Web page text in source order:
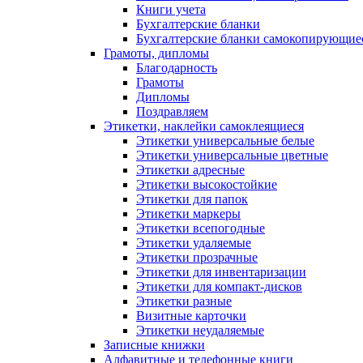
Книги учета
Бухгалтерские бланки
Бухгалтерские бланки
Грамоты, дипломы
Благодарность
Грамоты
Дипломы
Поздравляем
Этикетки, наклейки самоклеящиеся
Этикетки универсальные белые
Этикетки универсальные цветные
Этикетки адресные
Этикетки высокостойкие
Этикетки для папок
Этикетки маркеры
Этикетки всепогодные
Этикетки удаляемые
Этикетки прозрачные
Этикетки для инвентаризации
Этикетки для компакт-дисков
Этикетки разные
Визитные карточки
Этикетки неудаляемые
Записные книжки
Алфавитные и телефонные книги